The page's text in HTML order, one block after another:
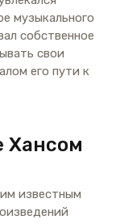
музыкального
собственное
свои
его пути к
Хансом
известным